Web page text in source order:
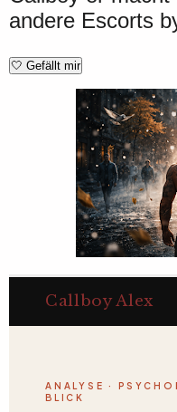
andere Escorts
🤍 Gefällt mir
Callboy Alex
ANALYSE ·
BLICK